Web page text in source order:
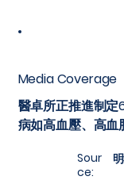
Media Coverage
醫卓所正推進制
病如高血壓、高血
Sour
ce: